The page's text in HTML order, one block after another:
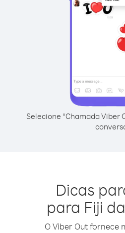
Selecione “Chamada Viber
Dicas
para Fiji
O Viber Out fornece